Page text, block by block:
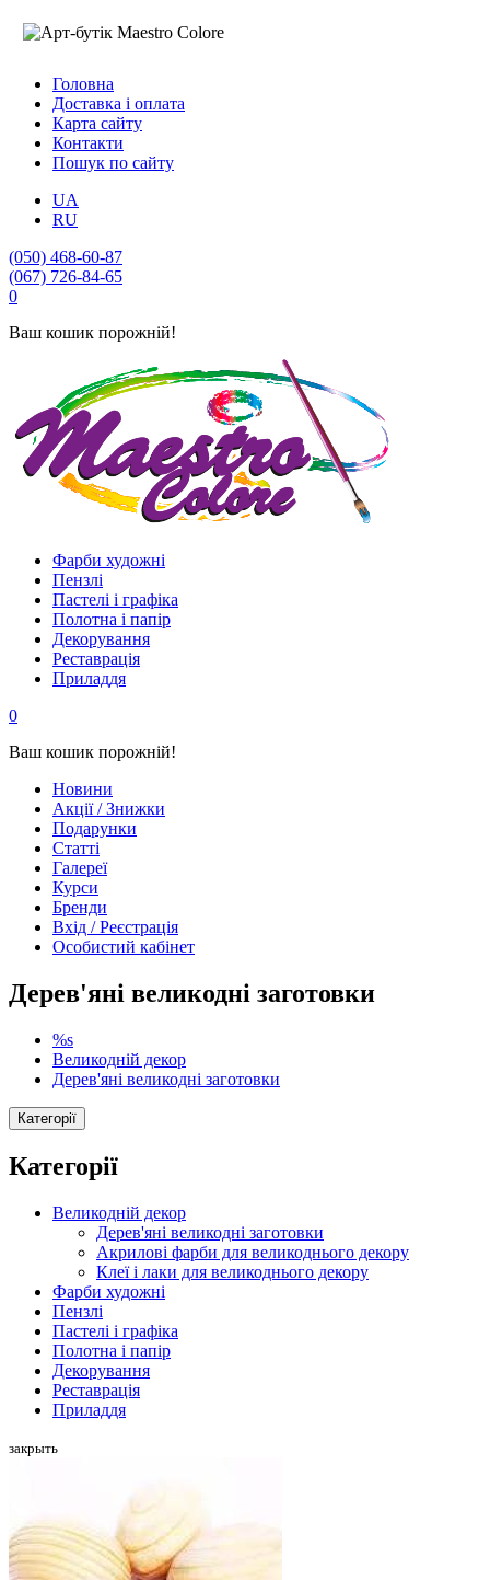
Головна
Доставка і оплата
Карта сайту
Контакти
Пошук по сайту
UA
RU
(050) 468-60-87
(067) 726-84-65
0
Ваш кошик порожній!
Фарби художні
Пензлі
Пастелі і графіка
Полотна і папір
Декорування
Реставрація
Приладдя
0
Ваш кошик порожній!
Новини
Акції / Знижки
Подарунки
Статті
Галереї
Курси
Бренди
Вхід / Реєстрація
Особистий кабінет
Дерев'яні великодні заготовки
%s
Великодній декор
Дерев'яні великодні заготовки
Категорії
Категорії
Великодній декор
Дерев'яні великодні заготовки
Акрилові фарби для великоднього декору
Клеї і лаки для великоднього декору
Фарби художні
Пензлі
Пастелі і графіка
Полотна і папір
Декорування
Реставрація
Приладдя
закрыть